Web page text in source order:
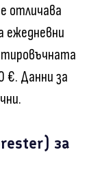
отличава
ежедневни
€. Данни за
за